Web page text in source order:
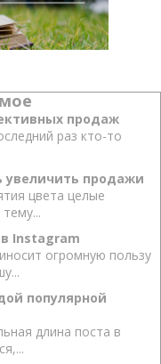
продаж
раз кто-то
увеличить продажи
цвета целые
Instagram
огромную пользу
популярной
длина поста в